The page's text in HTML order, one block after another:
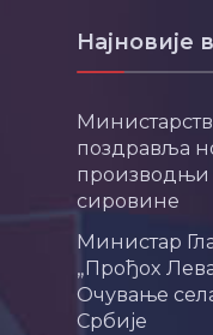
Најновије
поздравља
производњи
сировине
Министар
„Прођох
Очување
Србије